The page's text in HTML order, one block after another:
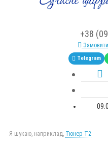
+38
Telegram
Я шукаю, наприклад, Тюнер T2